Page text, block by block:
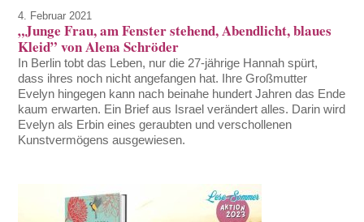
4. Februar 2021
„Junge Frau, am Fenster stehend, Abendlicht, blaues
Kleid” von Alena Schröder
In Berlin tobt das Leben, nur die 27-jährige Hannah spürt,
dass ihres noch nicht angefangen hat. Ihre Großmutter
Evelyn hingegen kann nach beinahe hundert Jahren das Ende
kaum erwarten. Ein Brief aus Israel verändert alles. Darin wird
Evelyn als Erbin eines geraubten und verschollenen
Kunstvermögens ausgewiesen.